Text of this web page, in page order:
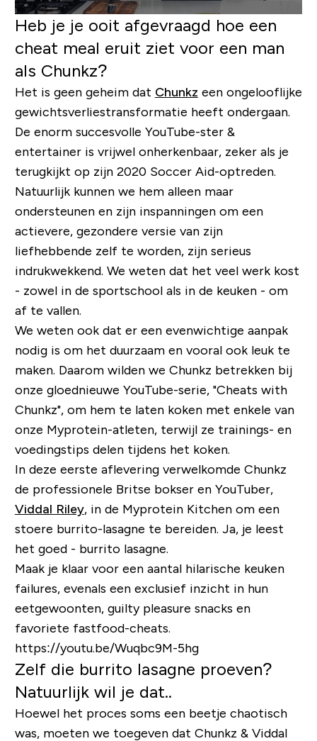
Heb je je ooit afgevraagd hoe een
cheat meal eruit ziet voor een man
als Chunkz?
Het is geen geheim dat Chunkz een ongelooflijke
gewichtsverliestransformatie heeft ondergaan.
De enorm succesvolle YouTube-ster &
entertainer is vrijwel onherkenbaar, zeker als je
terugkijkt op zijn 2020 Soccer Aid-optreden.
Natuurlijk kunnen we hem alleen maar
ondersteunen en zijn inspanningen om een ​​
actievere, gezondere versie van zijn
liefhebbende zelf te worden, zijn serieus
indrukwekkend. We weten dat het veel werk kost
- zowel in de sportschool als in de keuken - om
af te vallen.
We weten ook dat er een evenwichtige aanpak
nodig is om het duurzaam en vooral ook leuk te
maken. Daarom wilden we Chunkz betrekken bij
onze gloednieuwe YouTube-serie, "Cheats with
Chunkz", om hem te laten koken met enkele van
onze Myprotein-atleten, terwijl ze trainings- en
voedingstips delen tijdens het koken.
In deze eerste aflevering verwelkomde Chunkz
de professionele Britse bokser en YouTuber,
Viddal Riley, in de Myprotein Kitchen om een ​​
stoere burrito-lasagne te bereiden. Ja, je leest
het goed - burrito lasagne.
Maak je klaar voor een aantal hilarische keuken
failures, evenals een exclusief inzicht in hun
eetgewoonten, guilty pleasure snacks en
favoriete fastfood-cheats.
https://youtu.be/Wuqbc9M-5hg
Zelf die burrito lasagne proeven?
Natuurlijk wil je dat..
Hoewel het proces soms een beetje chaotisch
was, moeten we toegeven dat Chunkz & Viddal